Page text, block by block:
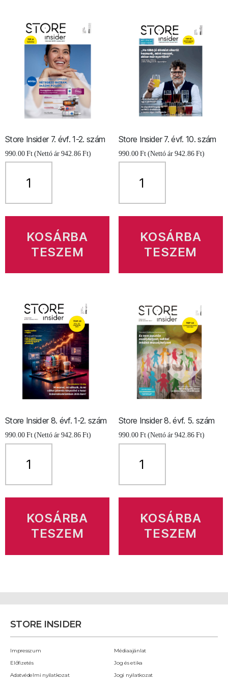
Store Insider 7. évf. 1-2. szám
990.00Ft(Nettó ár942.86Ft)
évf.
mennyiség
KOSÁRBA
TESZEM
Store Insider 7. évf. 10. szám
990.00Ft (Nettó ár942.86Ft)
Insider
évf.
mennyiségKOSÁRBA
TESZEM
Store Insider 8. évf. 1-2. szám
990.00Ft(Nettó ár942.86Ft)
évf.
mennyiség
KOSÁRBA
TESZEM
Store Insider 8. évf. 5. szám
990.00Ft (Nettó ár942.86Ft)
Insider
évf.
mennyiségKOSÁRBA
TESZEM
STORE INSIDER
Impresszum
Médiaajánlat
Előfizetés
Jog és etika
Adatvédelmi nyilatkozat
Jogi nyilatkozat